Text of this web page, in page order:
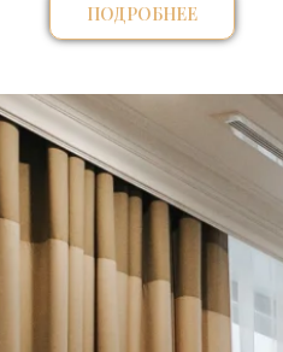
ПОДРОБНЕЕ